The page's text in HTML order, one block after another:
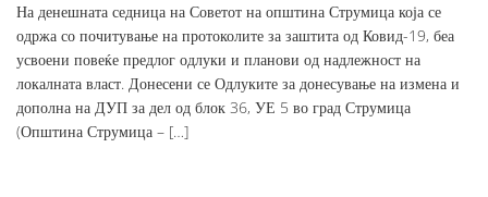
На денешната седница на Советот на општина Струмица која се
одржа со почитување на протоколите за заштита од Ковид-19, беа
усвоени повеќе предлог одлуки и планови од надлежност на
локалната власт. Донесени се Одлуките за донесување на измена и
дополна на ДУП за дел од блок 36, УЕ 5 во град Струмица
(Општина Струмица – […]